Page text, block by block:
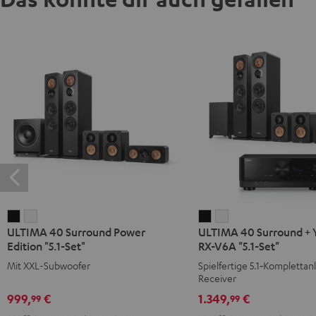
40
Surround
Power
"5.1-
40
Surround
Power
"5.1-
ULTIMA 40 Surround Power
Edition "5.1-Set"
Mit XXL-Subwoofer
999,99 €
40
Surround
+
Yamaha
RX-
40
Surround
+
Yamaha
RX-
ULTIMA 40 Surround +
RX-V6A "5.1-Set"
Spielfertige
Receiver
1.349,99€